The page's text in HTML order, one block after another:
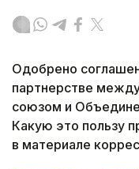
Одобрено
партнерстве
союзом и
Какую это пользу
в материале